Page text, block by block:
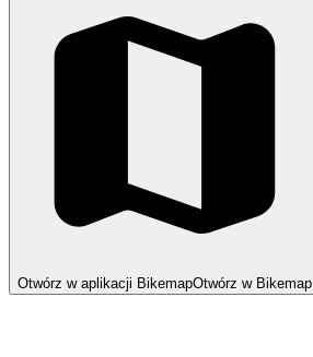
Otwórz w aplikacji BikemapOtwórz w Bikemap